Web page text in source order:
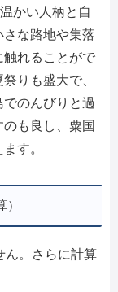
かい人柄と自
な路地や集落
触れることがで
りも盛大で、
のんびりと過
も良し、粟国
す。
ん。さらに計算